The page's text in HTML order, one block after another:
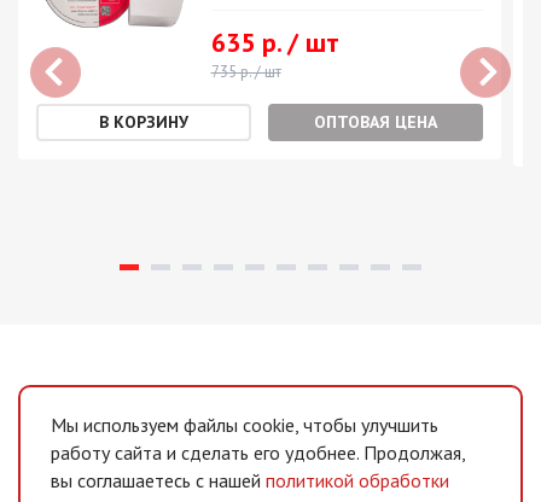
635 р. / шт
735 р. / шт
ОПТОВАЯ ЦЕНА
Мы используем файлы cookie, чтобы улучшить
работу сайта и сделать его удобнее. Продолжая,
вы соглашаетесь с нашей политикой обработки